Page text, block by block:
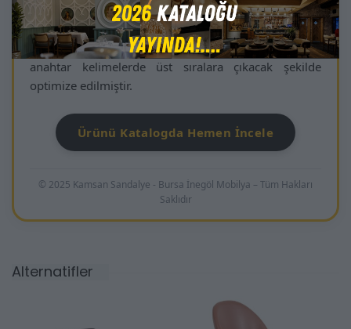
tanımına tam karşılık gelir ve arama motorlarında
“ahşap sandalye İnegöl”, “proje sandalyesi masif
ahşap”, “premium ahşap sandalye otel/kafe” gibi
anahtar kelimelerde üst sıralara çıkacak şekilde
optimize edilmiştir.
Ürünü Katalogda Hemen İncele
© 2025 Kamsan Sandalye - Bursa İnegöl Mobilya – Tüm Hakları
Saklıdır
Alternatifler